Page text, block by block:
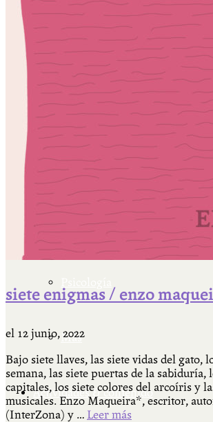
Escriben & participan
Actualidad y sociedad
Educación
Literatura
Filosofía
Más
Actividades & contenido
siete enigmas / enzo
el 12 junio, 2022
Bajo siete llaves, las siete vidas del gato,
semana, las siete puertas de la sabiduría,
capitales, los siete colores del arcoíris y
musicales. Enzo Maqueira*, escritor,
(InterZona) y … Leer más